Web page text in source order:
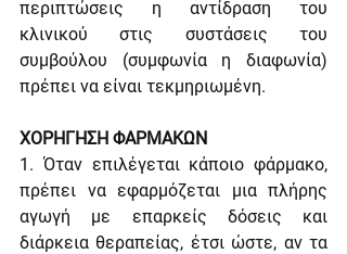
περιπτώσεις η αντίδραση του
κλινικού στις συστάσεις του
συμβούλου (συμφωνία η διαφωνία)
πρέπει να είναι τεκμηριωμένη.
ΧΟΡΗΓΗΣΗ ΦΑΡΜΑΚΩΝ
1. Όταν επιλέγεται κάποιο φάρμακο,
πρέπει να εφαρμόζεται μια πλήρης
αγωγή με επαρκείς δόσεις και
διάρκεια θεραπείας, έτσι ώστε, αν τα